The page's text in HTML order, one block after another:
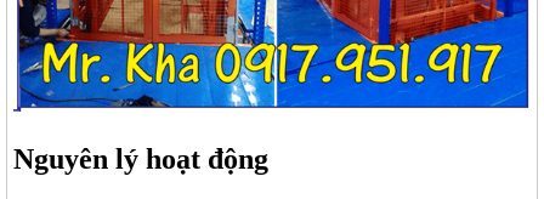
Nguyên lý hoạt động